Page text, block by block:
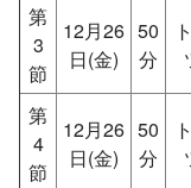
第
3
節
12月26
日(金)
50
分
第
4
節
12月26
日(金)
50
分